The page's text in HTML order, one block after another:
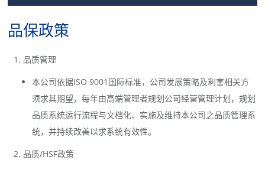
品保政策
品质管理
本公司依据ISO 9001国际标准，公司发展策略及利害相关方
须求其期望，每年由高端管理者规划公司经营管理计划，规划
品质系统运行流程与文档化、实施及维持本公司之品质管理系
统，并持续改善以求系统有效性。
品质/HSF政策